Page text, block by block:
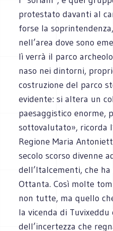
protestato davanti al
forse la
nell’area dove sono
lì verrà il parco
naso nei dintorni,
costruzione del parco
evidente: si altera un
paesaggistico enorme,
sottovalutato», ricorda
Regione Maria
secolo scorso divenne
dell’Italcementi, che
Ottanta. Così molte
non tutte, ma quello
la vicenda di Tuvixeddu
dell’incertezza che